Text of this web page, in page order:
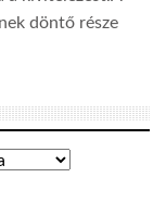
döntő része